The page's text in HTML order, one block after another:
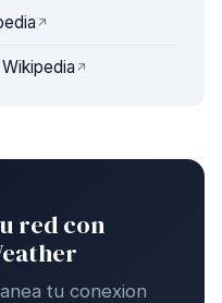
red con
tu conexion